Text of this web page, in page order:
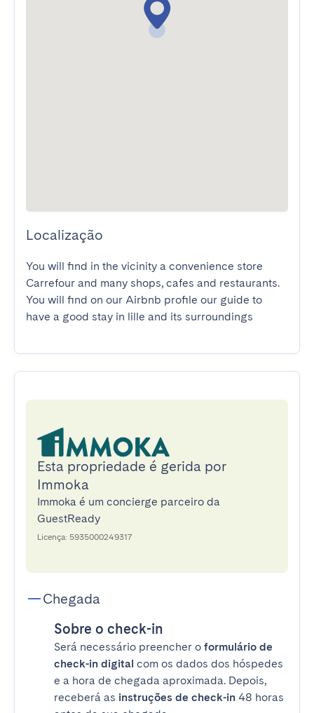
Localização
You will find in the vicinity a convenience store
Carrefour and many shops, cafes and restaurants.
You will find on our Airbnb profile our guide to
have a good stay in lille and its surroundings
Esta propriedade é gerida por
Immoka
Immoka é um concierge parceiro da
GuestReady
Licença: 5935000249317
Chegada
Sobre o check-in
Será necessário preencher o formulário de
check-in digital com os dados dos hóspedes
e a hora de chegada aproximada. Depois,
receberá as instruções de check-in 48 horas